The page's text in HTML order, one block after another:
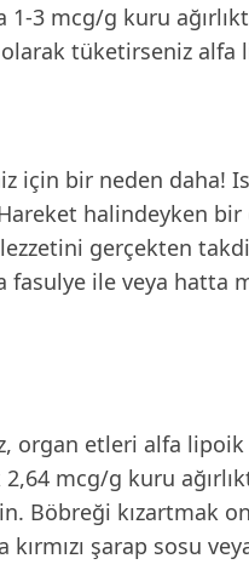
3 mcg/g kuru
tüketirseniz alfa
için bir neden daha!
halindeyken bir
lezzetini gerçekten
ile veya hatta
organ etleri alfa
2,64 mcg/g kuru
Böbreği kızartmak
kırmızı şarap sosu